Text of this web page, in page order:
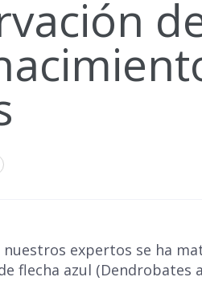
expertos se ha
flecha azul (Dendrobates